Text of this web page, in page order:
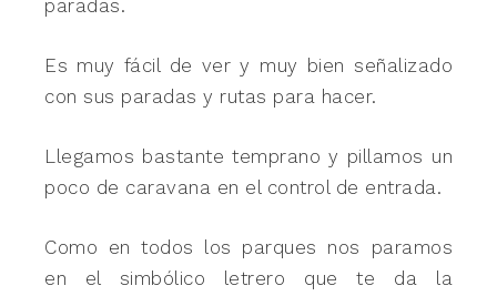
paradas.
Es muy fácil de ver y muy bien señalizado
con sus paradas y rutas para hacer.
Llegamos bastante temprano y pillamos un
poco de caravana en el control de entrada.
Como en todos los parques nos paramos
en el simbólico letrero que te da la